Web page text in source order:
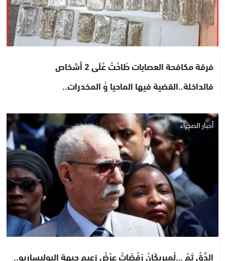
فرقة مكافحة العصابات طَاحْتْ عْلَى 2 أشخاص
فالداخلة..القضية فيها الماحيا وُ المخدرات..
أخبار الصحراء
الدَّقْ تَمْ …لْمِيرِيكَانْ رَفْضَاتْ عرْضْ زعيم جبهة البوليساريو..